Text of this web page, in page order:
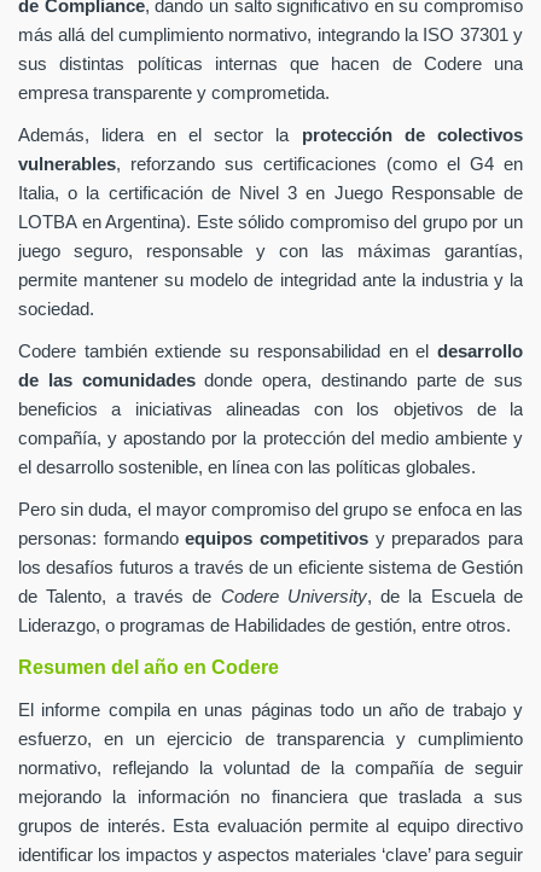
de Compliance, dando un salto significativo en su compromiso
más allá del cumplimiento normativo, integrando la ISO 37301 y
sus distintas políticas internas que hacen de Codere una
empresa transparente y comprometida.
Además, lidera en el sector la protección de colectivos
vulnerables, reforzando sus certificaciones (como el G4 en
Italia, o la certificación de Nivel 3 en Juego Responsable de
LOTBA en Argentina). Este sólido compromiso del grupo por un
juego seguro, responsable y con las máximas garantías,
permite mantener su modelo de integridad ante la industria y la
sociedad.
Codere también extiende su responsabilidad en el desarrollo
de las comunidadesdonde opera, destinando parte de sus
beneficios a iniciativas alineadas con los objetivos de la
compañía, y apostando por la protección del medio ambiente y
el desarrollo sostenible, en línea con las políticas globales.
Pero sin duda, el mayor compromiso del grupo se enfoca en las
personas: formandoequipos competitivos y preparados para
los desafíos futuros a través de un eficiente sistema de Gestión
de Talento, a través de Codere University, de la Escuela de
Liderazgo, o programas de Habilidades de gestión, entre otros.
Resumen del año en Codere
El informe compila en unas páginas todo un año de trabajo y
esfuerzo, en un ejercicio de transparencia y cumplimiento
normativo, reflejando la voluntad de la compañía de seguir
mejorando la información no financiera que traslada a sus
grupos de interés. Esta evaluación permite al equipo directivo
identificar los impactos y aspectos materiales ‘clave’ para seguir